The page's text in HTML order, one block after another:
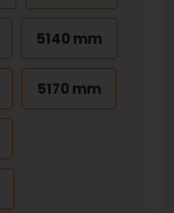
5140 mm
5170 mm